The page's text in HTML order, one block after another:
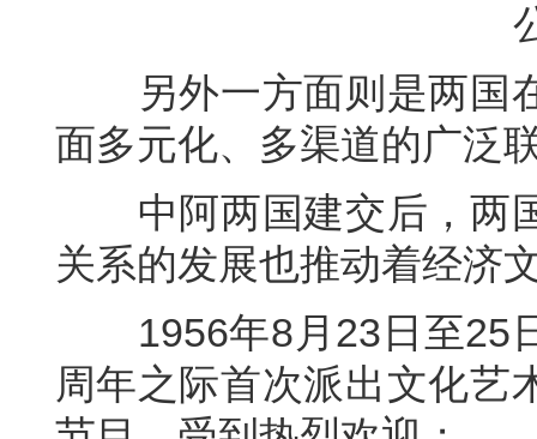
另外一方面则是两国在
面多元化、多渠道的广泛
中阿两国建交后，两国
关系的发展也推动着经济
1956年8月23日至25日
周年之际首次派出文化艺